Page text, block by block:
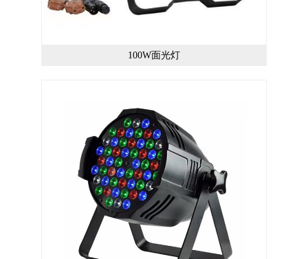
100W面光灯